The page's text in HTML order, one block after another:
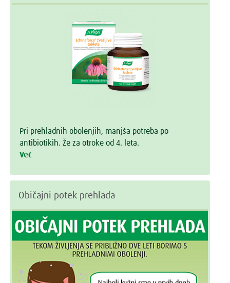
Pri prehladnih obolenjih, manjša potreba po
antibiotikih. Že za otroke od 4. leta.
Več
Običajni potek prehlada